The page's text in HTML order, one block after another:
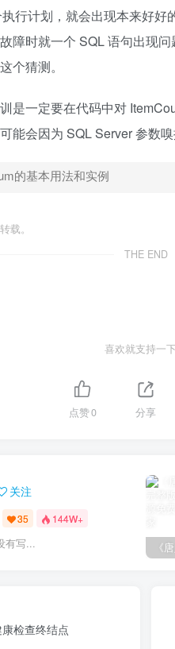
行计划，就会出现本来好
障时就一个 SQL 语句出现
个猜测。
是一定要在代码中对
能会因为 SQL Server 参数嗅
的基本用法和实例
载。
THE END
喜欢就支持一
点赞0 分享
关注
35 144W+
有写...
检查终结点